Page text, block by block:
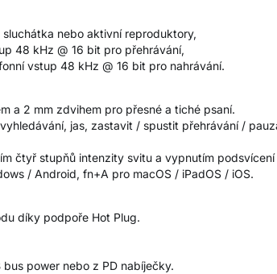
nebo aktivní reproduktory,
48 kHz @ 16 bit pro přehrávání,
vstup 48 kHz @ 16 bit pro nahrávání.
a 2 mm zdvihem pro přesné a tiché psaní.
jas, zastavit / spustit přehrávání /
čtyř stupňů intenzity svitu a vypnutím podsvícení
/ Android, fn+A pro macOS / iPadOS / iOS.
díky podpoře Hot Plug.
power nebo z PD nabíječky.